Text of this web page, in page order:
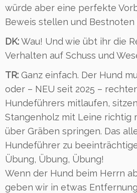
würde aber eine perfekte
Beweis stellen und Bestnoten
DK:Wau! Und wie übt ihr die
Verhalten auf Schuss und
TR: Ganz einfach. Der Hund
oder – NEU seit 2025 –
Hundeführers mitlaufen,
Stangenholz mit Leine richtig
über Gräben springen. Das
Hundeführer zu
Übung, Übung, Übung!
Wenn der Hund beim Herrn
geben wir in etwas